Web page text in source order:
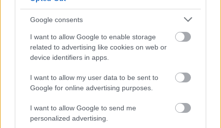
Google consents
I want to allow Google to enable storage
related to advertising like cookies on web or
device identifiers in apps.
I want to allow my user data to be sent to
Google for online advertising purposes.
I want to allow Google to send me
personalized advertising.